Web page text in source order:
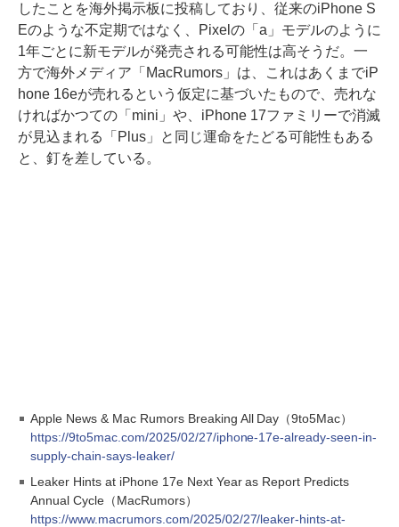
したことを海外掲示板に投稿しており、従来のiPhone S
Eのような不定期ではなく、Pixelの「a」モデルのように
1年ごとに新モデルが発売される可能性は高そうだ。一
方で海外メディア「MacRumors」は、これはあくまでiP
hone 16eが売れるという仮定に基づいたもので、売れな
ければかつての「mini」や、iPhone 17ファミリーで消滅
が見込まれる「Plus」と同じ運命をたどる可能性もある
と、釘を差している。
Apple News & Mac Rumors Breaking All Day（9to5Mac）
https://9to5mac.com/2025/02/27/iphone-17e-already-seen-in-
supply-chain-says-leaker/
Leaker Hints at iPhone 17e Next Year as Report Predicts
Annual Cycle（MacRumors）
https://www.macrumors.com/2025/02/27/leaker-hints-at-